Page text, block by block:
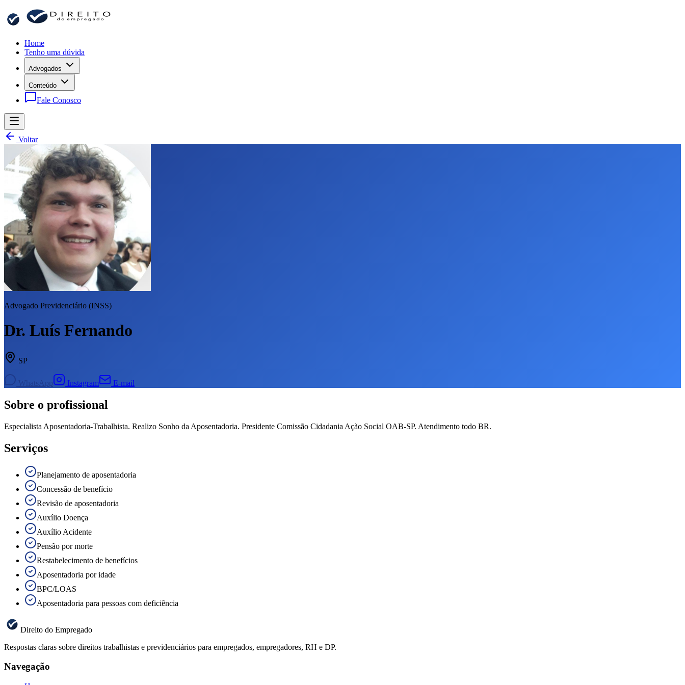
Home
Tenho uma dúvida
Advogados
Conteúdo
Fale Conosco
Voltar
Advogado Previdenciário (INSS)
Dr. Luís Fernando
SP
WhatsApp Instagram E-mail
Sobre o profissional
Especialista Aposentadoria-Trabalhista. Realizo Sonho da Aposentadoria. Presidente Comissão Cidadania Ação Social OAB-SP. Atendimento todo BR.
Serviços
Planejamento de aposentadoria
Concessão de benefício
Revisão de aposentadoria
Auxílio Doença
Auxílio Acidente
Pensão por morte
Restabelecimento de benefícios
Aposentadoria por idade
BPC/LOAS
Aposentadoria para pessoas com deficiência
Direito do Empregado
Respostas claras sobre direitos trabalhistas e previdenciários para empregados, empregadores, RH e DP.
Navegação